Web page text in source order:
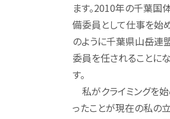
ます。2010年の千葉国
備委員として仕事を始
のように千葉県山岳連
委員を任されることに
す。
私がクライミングを
ったことが現在の私の